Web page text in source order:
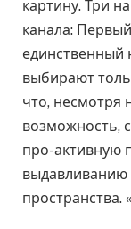
картину. Три
канала:
единственный
выбирают
что, несмотря
возможность,
про-активную
выдавливанию
пространства.